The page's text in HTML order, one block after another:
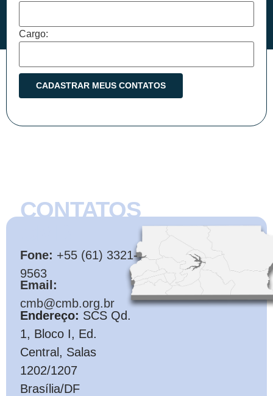
Cargo:
CONTATOS
Fone: +55 (61) 3321-
9563
Email:
cmb@cmb.org.br
Endereço: SCS Qd.
1, Bloco I, Ed.
Central, Salas
1202/1207
Brasília/DF